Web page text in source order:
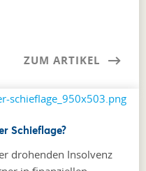
ZUM ARTIKEL
Schieflage?
drohenden Insolvenz